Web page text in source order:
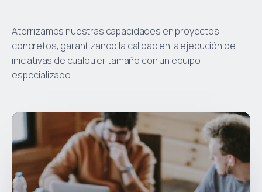
Aterrizamos nuestras capacidades en proyectos
concretos, garantizando la calidad en la ejecución de
iniciativas de cualquier tamaño con un equipo
especializado.